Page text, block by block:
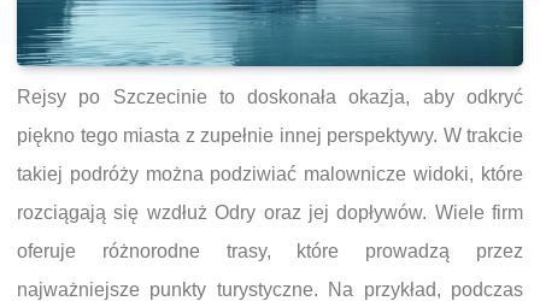
Rejsy po Szczecinie to doskonała okazja, aby odkryć
piękno tego miasta z zupełnie innej perspektywy. W trakcie
takiej podróży można podziwiać malownicze widoki, które
rozciągają się wzdłuż Odry oraz jej dopływów. Wiele firm
oferuje różnorodne trasy, które prowadzą przez
najważniejsze punkty turystyczne. Na przykład, podczas